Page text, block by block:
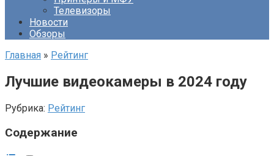
Телевизоры
Новости
Обзоры
Главная » Рейтинг
Лучшие видеокамеры в 2024 году
Рубрика: Рейтинг
Содержание